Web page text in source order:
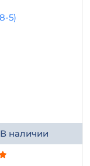
В наличии